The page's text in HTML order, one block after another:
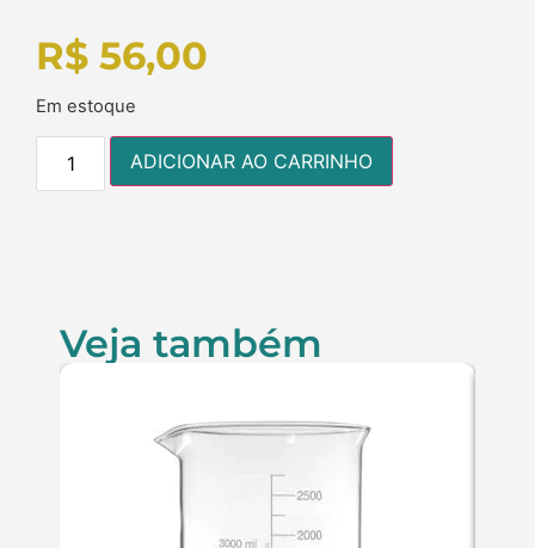
R$ 56,00
Em estoque
ADICIONAR AO CARRINHO
Veja também